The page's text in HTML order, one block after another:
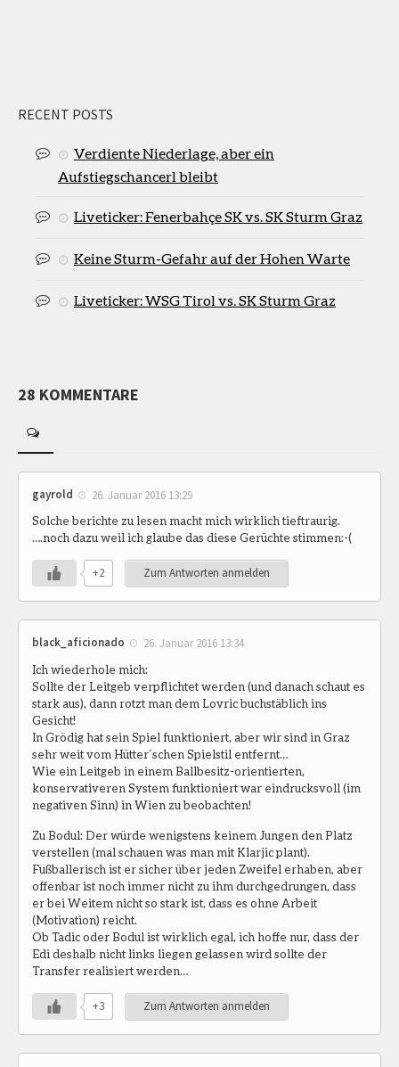
RECENT POSTS
Verdiente Niederlage, aber ein
Aufstiegschancerl bleibt
Liveticker: Fenerbahçe SK vs. SK Sturm Graz
Keine Sturm-Gefahr auf der Hohen Warte
Liveticker: WSG Tirol vs. SK Sturm Graz
28 KOMMENTARE
gayrold 26. Januar 2016 13:29
Solche berichte zu lesen macht mich wirklich tieftraurig.
….noch dazu weil ich glaube das diese Gerüchte stimmen:-(
+2 Zum Antworten anmelden
black_aficionado 26. Januar 2016 13:34
Ich wiederhole mich:
Sollte der Leitgeb verpflichtet werden (und danach schaut es
stark aus), dann rotzt man dem Lovric buchstäblich ins
Gesicht!
In Grödig hat sein Spiel funktioniert, aber wir sind in Graz
sehr weit vom Hütter´schen Spielstil entfernt…
Wie ein Leitgeb in einem Ballbesitz-orientierten,
konservativeren System funktioniert war eindrucksvoll (im
negativen Sinn) in Wien zu beobachten!
Zu Bodul: Der würde wenigstens keinem Jungen den Platz
verstellen (mal schauen was man mit Klarjic plant).
Fußballerisch ist er sicher über jeden Zweifel erhaben, aber
offenbar ist noch immer nicht zu ihm durchgedrungen, dass
er bei Weitem nicht so stark ist, dass es ohne Arbeit
(Motivation) reicht.
Ob Tadic oder Bodul ist wirklich egal, ich hoffe nur, dass der
Edi deshalb nicht links liegen gelassen wird sollte der
Transfer realisiert werden…
+3 Zum Antworten anmelden